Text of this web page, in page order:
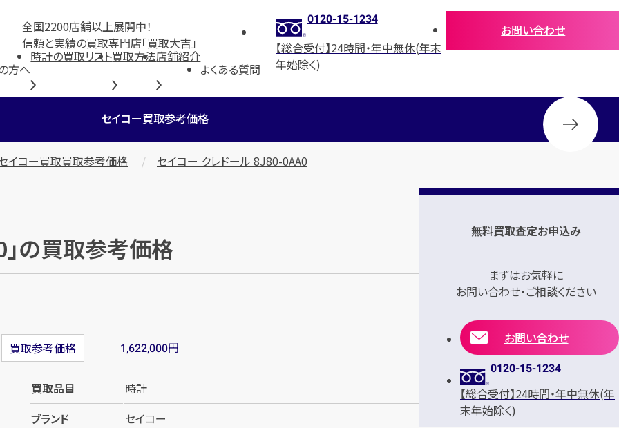
全国2200店舗以上展開中！
信頼と実績の買取専門店「買取大吉」
0120-15-1234
【総合受付】24時間・年中無休(年末
年始除く)
お問い合わせ
方へ
時計の買取リスト買取方法店舗紹介
よくある質問
セイコー買取参考価格
イコー買取買取参考価格 セイコー クレドール 8J80-0AA0
の買取参考価格
買取参考価格 1,622,000円
買取品目
時計
ブランド
セイコー
無料買取査定お申込み
まずはお気軽に
お問い合わせ・ご相談ください
お問い合わせ
0120-15-1234
【総合受付】24時間・年中無休(年
末年始除く)